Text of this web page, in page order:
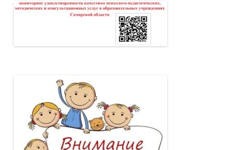
употреблении какой-либо пищи не нужно,
если питание ребенка можно назвать
разнообразным – если в его рационе есть
хотя бы 1 вид молочных продуктов, 1 вид
овощей, 1 вариант мяса или рыбы, 1 вид